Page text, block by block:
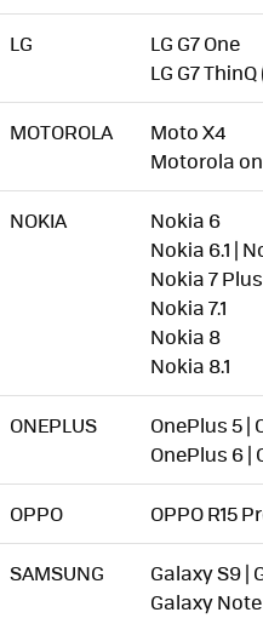
LG
LG G7 One
LG G7
MOTOROLA
Moto X4
Motorola
NOKIA
Nokia 6
Nokia 6.1 |
Nokia 7 Plus
Nokia 7.1
Nokia 8
Nokia 8.1
ONEPLUS
OnePlus 5 |
OnePlus 6 |
OPPO OPPO R15
SAMSUNG
Galaxy S9 |
Galaxy